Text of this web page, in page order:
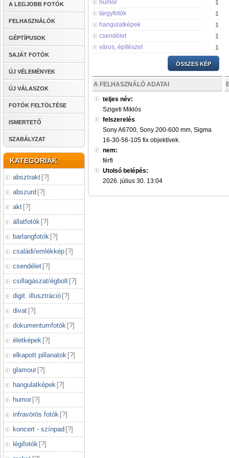
A LEGJOBB FOTÓK
FELHASZNÁLÓK
GÉPTÍPUSOK
SAJÁT FOTÓK
ÚJ VÉLEMÉNYEK
ÚJ VÁLASZOK
FOTÓK FELTÖLTÉSE
ISMERTETŐ
SZABÁLYZAT
KATEGÓRIÁK
absztrakt [?]
abszurd [?]
akt [?]
állatfotók [?]
barlangfotók [?]
családi/emlékkép [?]
csendélet [?]
csillagászat/égbolt [?]
digit. illusztráció [?]
divat [?]
dokumentumfotók [?]
életképek [?]
elkapott pillanatok [?]
glamour [?]
hangulatképek [?]
humor [?]
infravörös fotók [?]
koncert - színpad [?]
légifotók [?]
humor
1
tárgyfotók
1
hangulatképek
1
csendélet
1
város, építészet
1
ÖSSZES KÉP
A FELHASZNÁLÓ ADATAI
teljes név:
Szigeti Miklós
felszerelés
Sony A6700, Sony 200-600 mm, Sigma
16-30-56-105 fix objektívek.
nem:
férfi
Utolsó belépés:
2026. július 30. 13:04